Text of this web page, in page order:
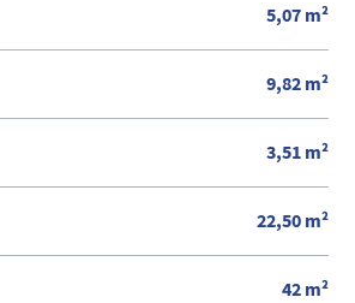
5,07 m²
9,82 m²
3,51 m²
22,50 m²
42 m²